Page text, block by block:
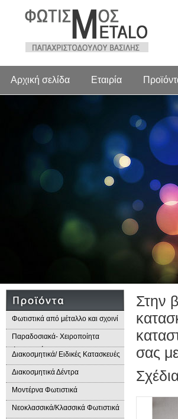
Αρχική σελίδα Εταιρία
Φωτιστικά από μέταλλο και σχοινί
Παραδοσιακά- Χειροποίητα
Φωτιστικά
Διακοσμητικά/ Ειδικές Κατασκευές
Διακοσμητικά Δέντρα
Μοντέρνα Φωτιστικά
Νεοκλασσικά/Κλασσικά Φωτιστικά
Στην
σας